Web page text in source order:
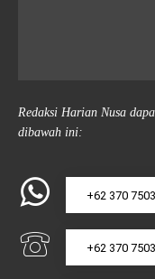
Redaksi Harian Nusa
dibawah ini:
+62 370
+62 370